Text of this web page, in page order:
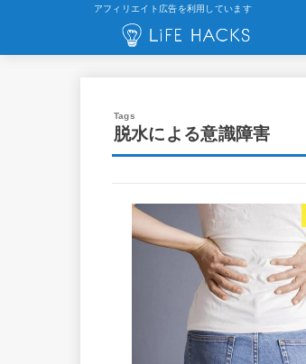
アフィリエイト広告を利用しています
脱水による意識障害